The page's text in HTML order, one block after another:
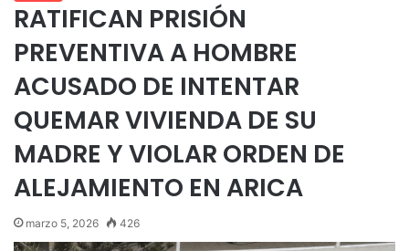
RATIFICAN PRISIÓN
PREVENTIVA A HOMBRE
ACUSADO DE INTENTAR
QUEMAR VIVIENDA DE SU
MADRE Y VIOLAR ORDEN DE
ALEJAMIENTO EN ARICA
marzo 5, 2026 426